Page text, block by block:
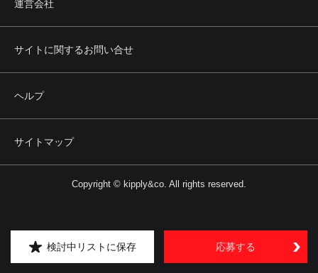
検討中リストに保存 応募する
運営会社
サイトに関するお問い合せ
ヘルプ
サイトマップ
Copyright © kipply&co. All rights reserved.